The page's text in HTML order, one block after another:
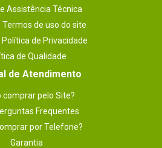
-
Marca
SONY
-
Assistência Técnica
Termos de uso do site
de Privacidade
de Qualidade
de Atendimento
comprar pelo Site?
Frequentes
por Telefone?
Garantia